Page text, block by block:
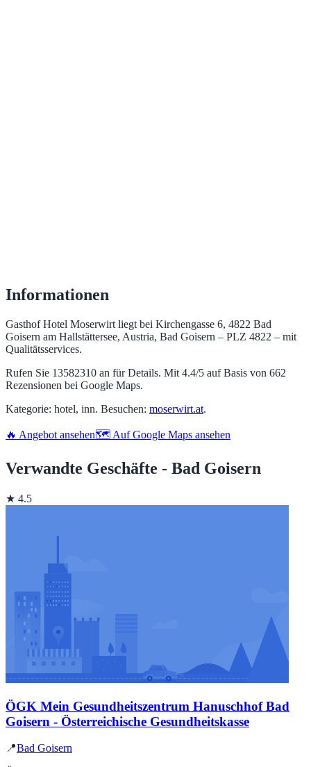
Informationen
Gasthof Hotel Moserwirt liegt bei Kirchengasse 6, 4822 Bad
Goisern am Hallstättersee, Austria, Bad Goisern – PLZ 4822 – mit
Qualitätsservices.
Rufen Sie 13582310 an für Details. Mit 4.4/5 auf Basis von 662
Rezensionen bei Google Maps.
Kategorie: hotel, inn. Besuchen: moserwirt.at.
🔥 Angebot ansehen🗺️ Auf Google Maps ansehen
Verwandte Geschäfte - Bad Goisern
★ 4.5
ÖGK Mein Gesundheitszentrum Hanuschhof Bad
Goisern - Österreichische Gesundheitskasse
📍Bad Goisern